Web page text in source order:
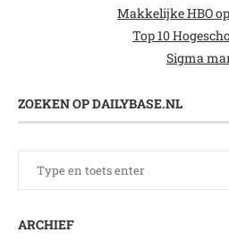
Makkelijke HBO
Top 10
Sigma
ZOEKEN OP DAILYBASE.NL
ARCHIEF